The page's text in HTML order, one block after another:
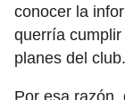
conocer la
querría
planes del club.